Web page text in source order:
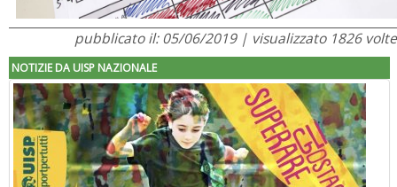
pubblicato il: 05/06/2019 | visualizzato 1826 volte
NOTIZIE DA UISP NAZIONALE